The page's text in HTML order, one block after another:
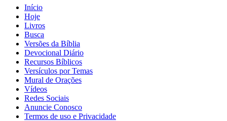
Início
Hoje
Livros
Busca
Versões da Bíblia
Devocional Diário
Recursos Bíblicos
Versículos por Temas
Mural de Orações
Vídeos
Redes Sociais
Anuncie Conosco
Termos de uso e Privacidade